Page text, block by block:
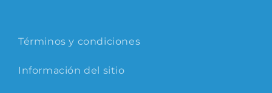
Términos y condiciones
Información del sitio